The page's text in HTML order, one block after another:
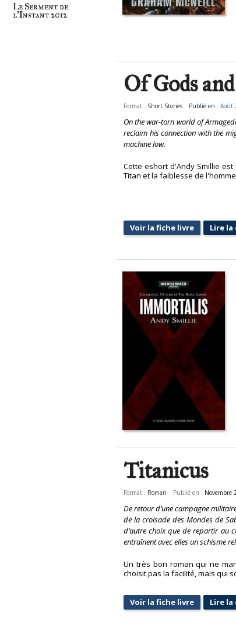
Le Serment de
l'Instant 2012
Of Gods
Format : Short Stories Publié en :Août
On the war-torn world of
reclaim his connection with the
machine low.
Cette eshort d'Andy Smillie
Titan et la faiblesse de
Voir la fiche livre Lire
Titanicus
Format : Roman Publié en : Novembre
De retour d’une campagne
de la croisade des Mondes de
d’autre choix que de repartir au
entraînent avec elles un schisme
Un très bon roman qui ne
choisit pas la facilité, mais qui
Voir la fiche livre Lire